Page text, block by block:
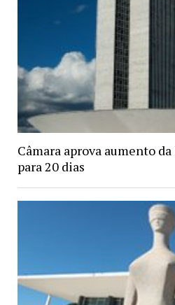
Câmara aprova aumento
para 20 dias